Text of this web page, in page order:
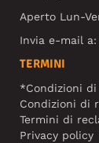
Aperto Lun-
Invia e-mail
TERMINI
*Condizioni di
Condizioni di
Termini di
Privacy policy